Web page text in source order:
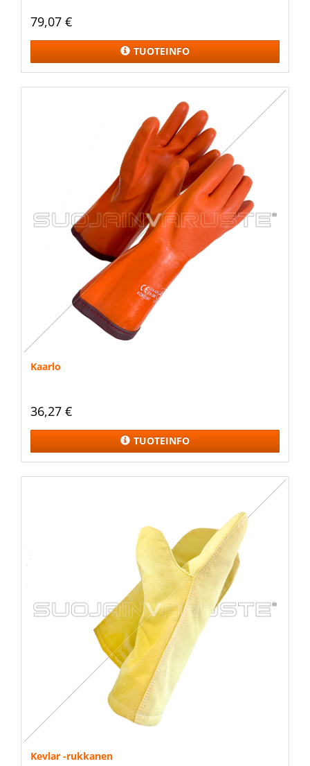
79,07 €
TUOTEINFO
Kaarlo
36,27 €
TUOTEINFO
Kevlar -rukkanen